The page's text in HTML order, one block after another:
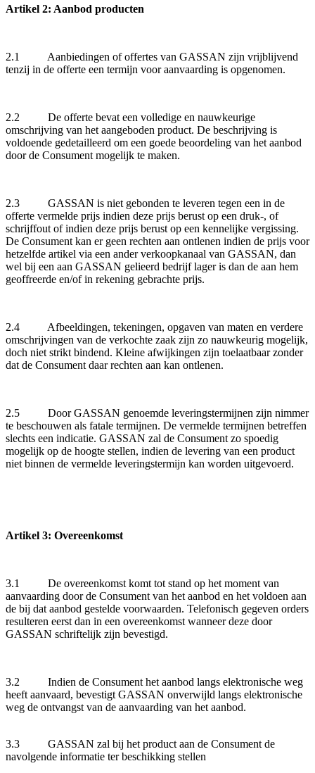
Artikel 2: Aanbod producten
2.1 Aanbiedingen of offertes van GASSAN zijn vrijblijvend
tenzij in de offerte een termijn voor aanvaarding is opgenomen.
2.2 De offerte bevat een volledige en nauwkeurige
omschrijving van het aangeboden product. De beschrijving is
voldoende gedetailleerd om een goede beoordeling van het aanbod
door de Consument mogelijk te maken.
2.3 GASSAN is niet gebonden te leveren tegen een in de
offerte vermelde prijs indien deze prijs berust op een druk-, of
schrijffout of indien deze prijs berust op een kennelijke vergissing.
De Consument kan er geen rechten aan ontlenen indien de prijs voor
hetzelfde artikel via een ander verkoopkanaal van GASSAN, dan
wel bij een aan GASSAN gelieerd bedrijf lager is dan de aan hem
geoffreerde en/of in rekening gebrachte prijs.
2.4 Afbeeldingen, tekeningen, opgaven van maten en verdere
omschrijvingen van de verkochte zaak zijn zo nauwkeurig mogelijk,
doch niet strikt bindend. Kleine afwijkingen zijn toelaatbaar zonder
dat de Consument daar rechten aan kan ontlenen.
2.5 Door GASSAN genoemde leveringstermijnen zijn nimmer
te beschouwen als fatale termijnen. De vermelde termijnen betreffen
slechts een indicatie. GASSAN zal de Consument zo spoedig
mogelijk op de hoogte stellen, indien de levering van een product
niet binnen de vermelde leveringstermijn kan worden uitgevoerd.
Artikel 3: Overeenkomst
3.1 De overeenkomst komt tot stand op het moment van
aanvaarding door de Consument van het aanbod en het voldoen aan
de bij dat aanbod gestelde voorwaarden. Telefonisch gegeven orders
resulteren eerst dan in een overeenkomst wanneer deze door
GASSAN schriftelijk zijn bevestigd.
3.2 Indien de Consument het aanbod langs elektronische weg
heeft aanvaard, bevestigt GASSAN onverwijld langs elektronische
weg de ontvangst van de aanvaarding van het aanbod.
3.3 GASSAN zal bij het product aan de Consument de
navolgende informatie ter beschikking stellen